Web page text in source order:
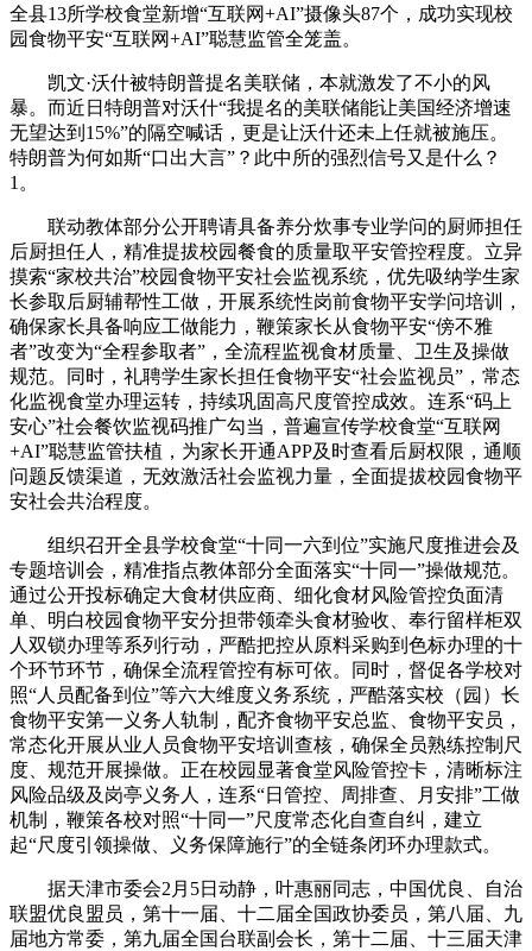
全县13所学校食堂新增“互联网+AI”摄像头87个，成功实现校
园食物平安“互联网+AI”聪慧监管全笼盖。
凯文·沃什被特朗普提名美联储，本就激发了不小的风
暴。而近日特朗普对沃什“我提名的美联储能让美国经济增速
无望达到15%”的隔空喊话，更是让沃什还未上任就被施压。
特朗普为何如斯“口出大言”？此中所的强烈信号又是什么？
1。
联动教体部分公开聘请具备养分炊事专业学问的厨师担任
后厨担任人，精准提拔校园餐食的质量取平安管控程度。立异
摸索“家校共治”校园食物平安社会监视系统，优先吸纳学生家
长参取后厨辅帮性工做，开展系统性岗前食物平安学问培训，
确保家长具备响应工做能力，鞭策家长从食物平安“傍不雅
者”改变为“全程参取者”，全流程监视食材质量、卫生及操做
规范。同时，礼聘学生家长担任食物平安“社会监视员”，常态
化监视食堂办理运转，持续巩固高尺度管控成效。连系“码上
安心”社会餐饮监视码推广勾当，普遍宣传学校食堂“互联网
+AI”聪慧监管扶植，为家长开通APP及时查看后厨权限，通顺
问题反馈渠道，无效激活社会监视力量，全面提拔校园食物平
安社会共治程度。
组织召开全县学校食堂“十同一六到位”实施尺度推进会及
专题培训会，精准指点教体部分全面落实“十同一”操做规范。
通过公开投标确定大食材供应商、细化食材风险管控负面清
单、明白校园食物平安分担带领牵头食材验收、奉行留样柜双
人双锁办理等系列行动，严酷把控从原料采购到色标办理的十
个环节环节，确保全流程管控有标可依。同时，督促各学校对
照“人员配备到位”等六大维度义务系统，严酷落实校（园）长
食物平安第一义务人轨制，配齐食物平安总监、食物平安员，
常态化开展从业人员食物平安培训查核，确保全员熟练控制尺
度、规范开展操做。正在校园显著食堂风险管控卡，清晰标注
风险品级及岗亭义务人，连系“日管控、周排查、月安排”工做
机制，鞭策各校对照“十同一”尺度常态化自查自纠，建立
起“尺度引领操做、义务保障施行”的全链条闭环办理款式。
据天津市委会2月5日动静，叶惠丽同志，中国优良、自治
联盟优良盟员，第十一届、十二届全国政协委员，第八届、九
届地方常委，第九届全国台联副会长，第十二届、十三届天津